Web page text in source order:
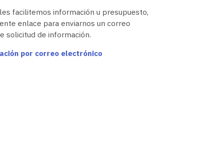
facilitemos información u presupuesto,
enlace para enviarnos un correo
solicitud de información.
por correo electrónico